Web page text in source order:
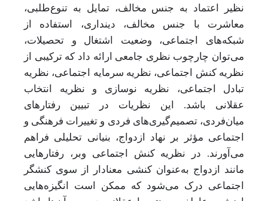
نظیر اعتماد به جنس مخالف، تمایل به تنوع‌طلبی،
معاشرت با جنس مخالف، دینداری، استفاده از
شبکه‌های اجتماعی، وضعیت اشتغال و تحصیلات،
می‌توان چارچوب نظری جامعی ارائه داد که ترکیبی از
نظریه کنش اجتماعی، نظریه سرمایه اجتماعی، نظریه
تبادل اجتماعی، نظریه نوسازی و نظریه انتخاب
عقلانی باشد. این نظریات در تبیین رفتارهای
میان‌فردی، تصمیم‌گیری‌های فردی و تغییرات فرهنگی و
اجتماعی مؤثر بر نهاد ازدواج، بنیانی تحلیلی فراهم
می‌آورند. در نظریه کنش اجتماعی وبر، رفتارهایی
مانند ازدواج به‌عنوان کنشی معنادار از سوی کنشگر
اجتماعی درک می‌شود که ممکن است انگیزه‌هایی